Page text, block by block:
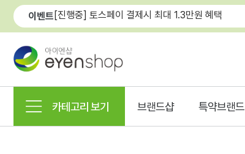
이벤트 [진행중] 토스페이 결제시 최대 1.3만원 혜택
카테고리 보기 브랜드샵 특약브랜드